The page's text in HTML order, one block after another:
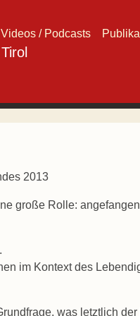
Videos / Podcasts
2013
große Rolle:
im Kontext des
was letztlich der